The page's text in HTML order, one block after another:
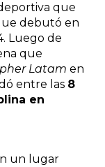
que
debutó en
Luego de
que
Latam en
entre las 8
en
un lugar